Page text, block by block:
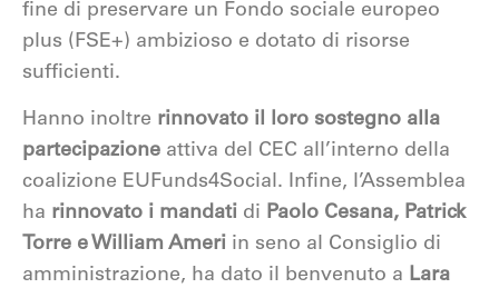
fine di preservare un Fondo sociale europeo
plus (FSE+) ambizioso e dotato di risorse
sufficienti.
Hanno inoltre rinnovato il loro sostegno alla
partecipazione attiva del CEC all’interno della
coalizione EUFunds4Social. Infine, l’Assemblea
ha rinnovato i mandati di Paolo Cesana, Patrick
Torre e William Ameri in seno al Consiglio di
amministrazione, ha dato il benvenuto a Lara